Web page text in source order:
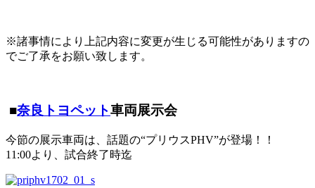
※諸事情により上記内容に変更が生じる可能性がありますの
でご了承をお願い致します。
■奈良トヨペット車両展示会
今節の展示車両は、話題の“プリウスPHV”が登場！！
11:00より、試合終了時迄